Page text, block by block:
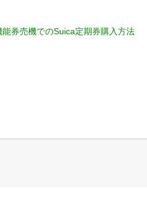
能券売機でのSuica定期券購入方法